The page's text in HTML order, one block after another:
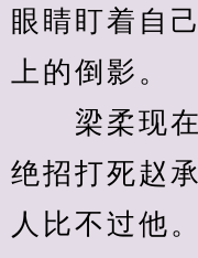
眼睛盯着自
上的倒影。
梁柔现在
绝招打死赵
人比不过他。